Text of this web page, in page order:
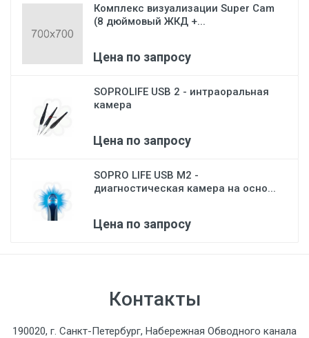
Комплекс визуализации Super Cam
(8 дюймовый ЖКД +...
Цена по запросу
SOPROLIFE USB 2 - интраоральная
камера
Цена по запросу
SOPRO LIFE USB M2 -
диагностическая камера на осно...
Цена по запросу
Контакты
190020, г. Санкт-Петербург, Набережная Обводного канала